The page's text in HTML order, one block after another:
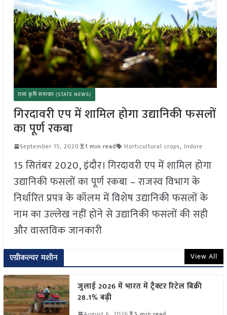
राज्य कृषि समाचार (STATE NEWS)
गिरदावरी एप में शामिल होगा उद्यानिकी फसलों
का पूर्ण रकबा
September 15, 2020 1 min read Horticultural crops, Indore
15 सितंबर 2020, इंदौर। गिरदावरी एप में शामिल होगा
उद्यानिकी फसलों का पूर्ण रकबा – राजस्व विभाग के
निर्धारित प्रपत्र के कॉलम में विशेष उद्यानिकी फसलों के
नाम का उल्लेख नहीं होने से उद्यानिकी फसलों की सही
और वास्तविक जानकारी
एग्रीकल्चर मशीन View All
जुलाई 2026 में भारत में ट्रैक्टर रिटेल बिक्री
28.1% बढ़ी